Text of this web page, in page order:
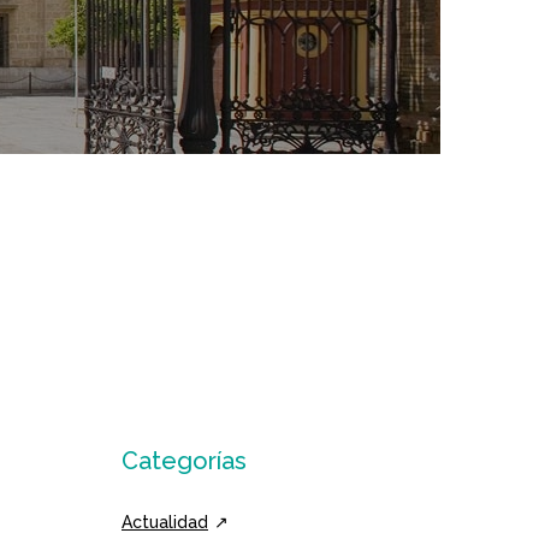
Categorías
Actualidad